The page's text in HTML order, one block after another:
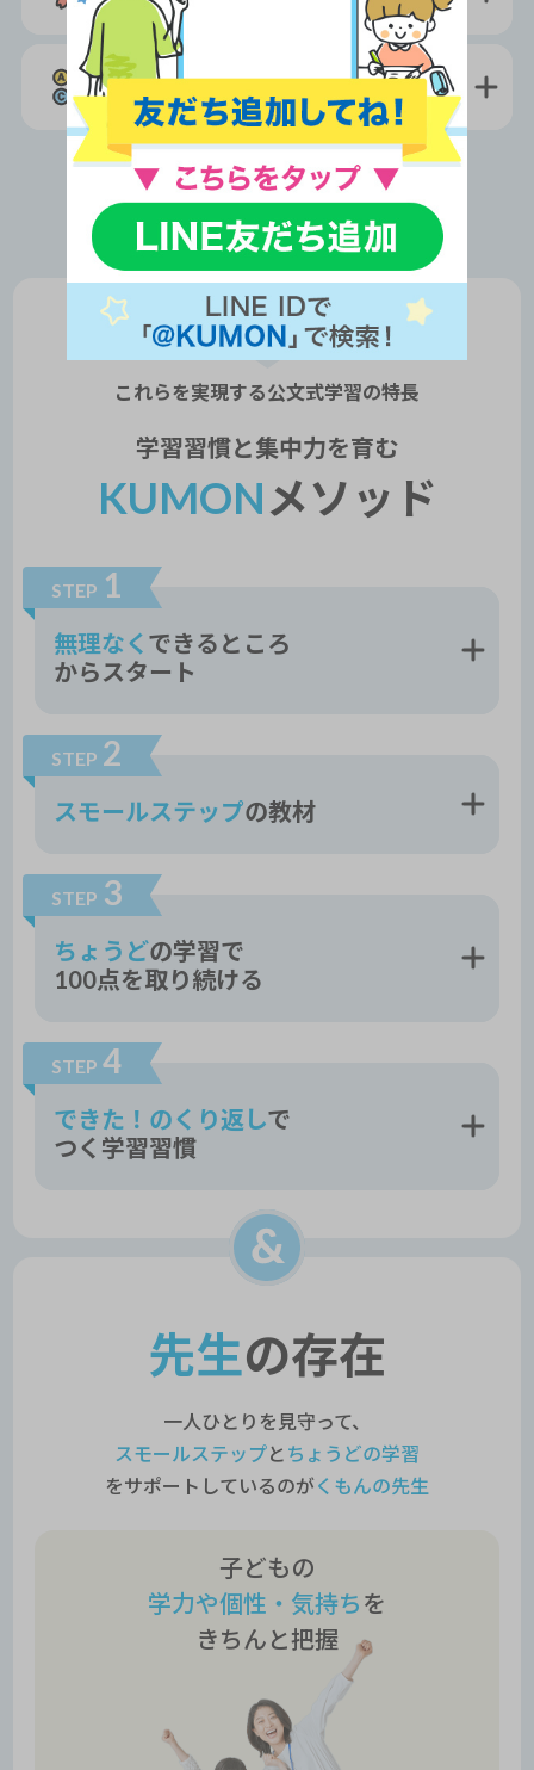
英検®にも合格できる
これらを実現する公文式学習の特長
学習習慣と集中力を育む
KUMONメソッド
STEP 1
無理なく できるところ
からスタート
STEP 2
スモールステップの教材
STEP 3
ちょうどの学習で
100点を取り続ける
STEP 4
できた！のくり返しで
つく学習習慣
先生の存在
一人ひとりを見守って、
スモールステップと ちょうどの学習
をサポートしているのがくもんの先生
子どもの
学力や個性・気持ち を
きちんと把握